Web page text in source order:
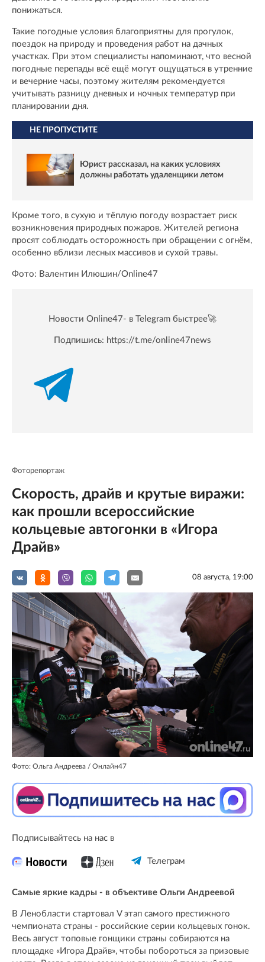
понижаться.
Такие погодные условия благоприятны для прогулок,
поездок на природу и проведения работ на дачных
участках. При этом специалисты напоминают, что весной
погодные перепады всё ещё могут ощущаться в утренние
и вечерние часы, поэтому жителям рекомендуется
учитывать разницу дневных и ночных температур при
планировании дня.
НЕ ПРОПУСТИТЕ
Юрист рассказал, на каких условиях
должны работать удаленщики летом
Кроме того, в сухую и тёплую погоду возрастает риск
возникновения природных пожаров. Жителей региона
просят соблюдать осторожность при обращении с огнём,
особенно вблизи лесных массивов и сухой травы.
Фото: Валентин Илюшин/Online47
Новости Online47- в Telegram быстрее🚀
Подпишись: https://t.me/online47news
Фоторепортаж
Скорость, драйв и крутые виражи:
как прошли всероссийские
кольцевые автогонки в «Игора
Драйв»
08 августа, 19:00
Фото: Ольга Андреева / Онлайн47
Подписывайтесь на нас в
Телеграм
Самые яркие кадры - в объективе Ольги Андреевой
В Ленобласти стартовал V этап самого престижного
чемпионата страны - российские серии кольцевых гонок.
Весь август топовые гонщики страны собираются на
площадке «Игора Драйв», чтобы побороться за призовые